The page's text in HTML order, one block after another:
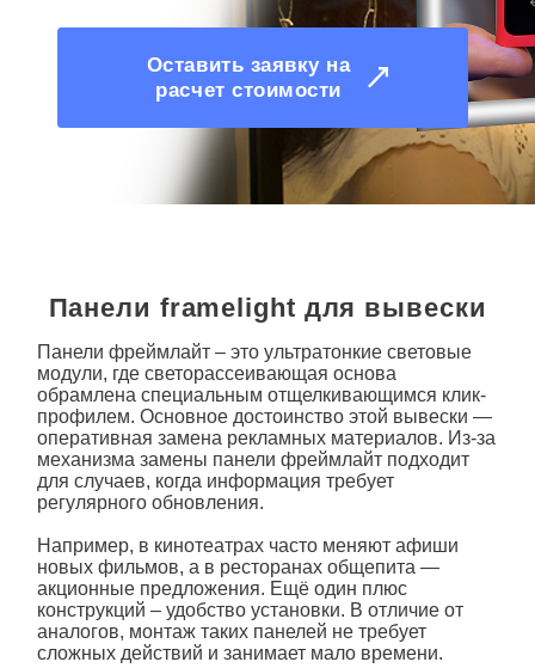
Оставить заявку на
расчет стоимости
Панели framelight для вывески
Панели фреймлайт– это ультратонкие световые
модули, где светорассеивающая основа
обрамлена специальным отщелкивающимся клик-
профилем. Основное достоинство этой вывески —
оперативная замена рекламных материалов. Из-за
механизма замены панели фреймлайтподходит
для случаев, когда информация требует
регулярного обновления.
Например, в кинотеатрах часто меняют афиши
новых фильмов, а в ресторанах общепита —
акционные предложения. Ещё один плюс
конструкций – удобство установки. В отличие от
аналогов, монтаж таких панелей не требует
сложных действий и занимает мало времени.